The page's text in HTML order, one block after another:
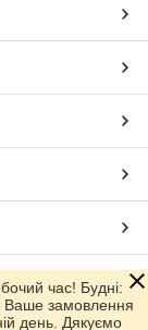
час! Будні:
Ваше замовлення
день. Дякуємо